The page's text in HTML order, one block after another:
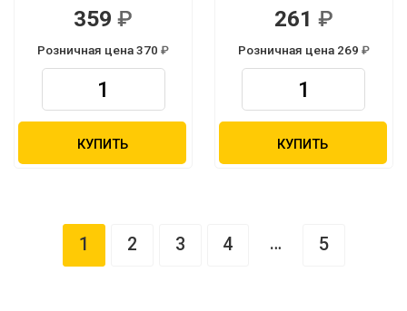
359
Розничная цена 370
КУПИТЬ
261
Розничная цена 269
КУПИТЬ
1 2 3 4 … 5